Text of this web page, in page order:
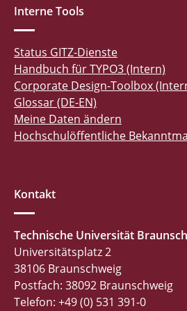
Interne Tools
Status GITZ-Dienste
Handbuch für TYPO3 (Intern)
Corporate Design-Toolbox
Glossar (DE-EN)
Meine Daten ändern
Hochschulöffentliche
Kontakt
Technische Universität
Universitätsplatz 2
38106 Braunschweig
Postfach: 38092 Braunschweig
Telefon: +49 (0) 531 391-0